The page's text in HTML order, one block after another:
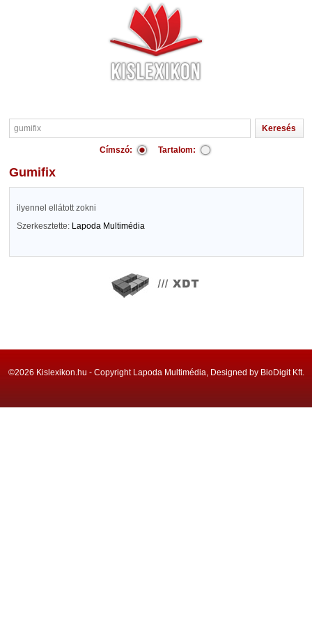
Címszó: Tartalom:
gumifix
ilyennel ellátott zokni
Szerkesztette: Lapoda Multimédia
©2026 Kislexikon.hu - Copyright Lapoda Multimédia, Designed by BioDigit Kft.